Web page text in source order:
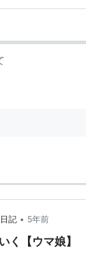
記 • 5年前
く【ウマ娘】